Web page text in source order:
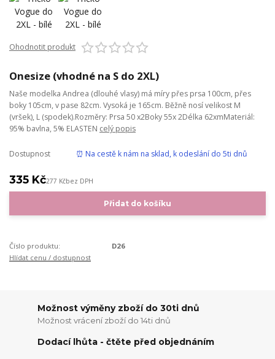
Ohodnotit produkt
Onesize (vhodné na S do 2XL)
Naše modelka Andrea (dlouhé vlasy) má míry přes prsa 100cm, přes
boky 105cm, v pase 82cm. Vysoká je 165cm. Běžně nosí velikost M
(vršek), L (spodek).Rozměry: Prsa 50 x2Boky 55x 2Délka 62xmMateriál:
95% bavlna, 5% ELASTEN celý popis
Dostupnost ⏰ Na cestě k nám na sklad, k odeslání do 5ti dnů
335 Kč277 Kčbez DPH
Přidat do košíku
Číslo produktu:
D26
Hlídat cenu / dostupnost
Možnost výměny zboží do 30ti dnů
Možnost vrácení zboží do 14ti dnů
Dodací lhůta - čtěte před objednáním